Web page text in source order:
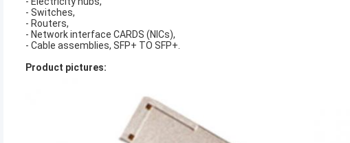
- Switches,
- Routers,
- Network interface CARDS (NICs),
- Cable assemblies, SFP+ TO SFP+.
Product pictures: